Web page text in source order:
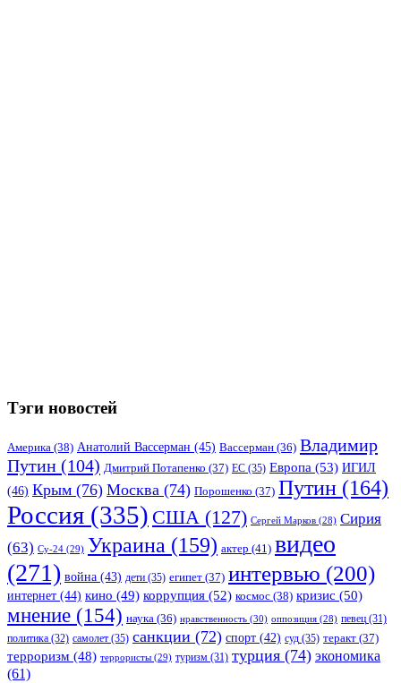
Тэги новостей
Америка (38) Анатолий Вассерман (45) Вассерман (36) Владимир
Путин (104) Дмитрий Потапенко (37) ЕС (35) Европа (53) ИГИЛ
(46) Крым (76) Москва (74) Порошенко (37) Путин (164)
Россия (335) США (127) Сергей Марков (28) Сирия
(63) Су-24 (29) Украина (159) актер (41) видео
(271) война (43) дети (35) египет (37) интервью (200)
интернет (44) кино (49) коррупция (52) космос (38) кризис (50)
мнение (154) наука (36) нравственность (30) оппозиция (28) певец (31)
политика (32) самолет (35) санкции (72) спорт (42) суд (35) теракт (37)
терроризм (48) террористы (29) туризм (31) турция (74) экономика
(61)